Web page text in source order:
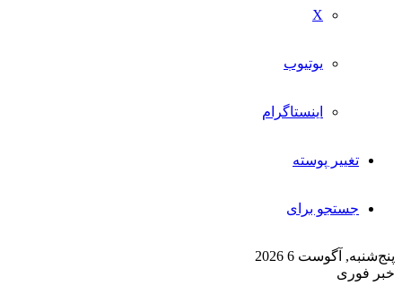
X
یوتیوب
اینستاگرام
تغییر پوسته
جستجو برای
پنج‌شنبه, آگوست 6 2026
خبر فوری